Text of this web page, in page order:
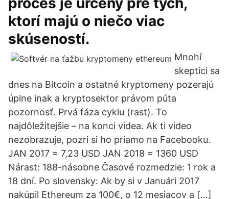
ktorí majú o niečo viac
skúseností.
Mnohí
skeptici sa
dnes na Bitcoin a ostatné kryptomeny pozerajú
úplne inak a kryptosektor právom púta
pozornosť. Prvá fáza cyklu (rast). To
najdôležitejšie – na konci videa. Ak ti video
nezobrazuje, pozri si ho priamo na Facebooku.
JAN 2017 = 7,23 USD JAN 2018 = 1360 USD
Nárast: 188-násobne Časové rozmedzie: 1 rok a
18 dní. Po slovensky: Ak by si v Januári 2017
nakúpil Ethereum za 100€, o 12 mesiacov a […]